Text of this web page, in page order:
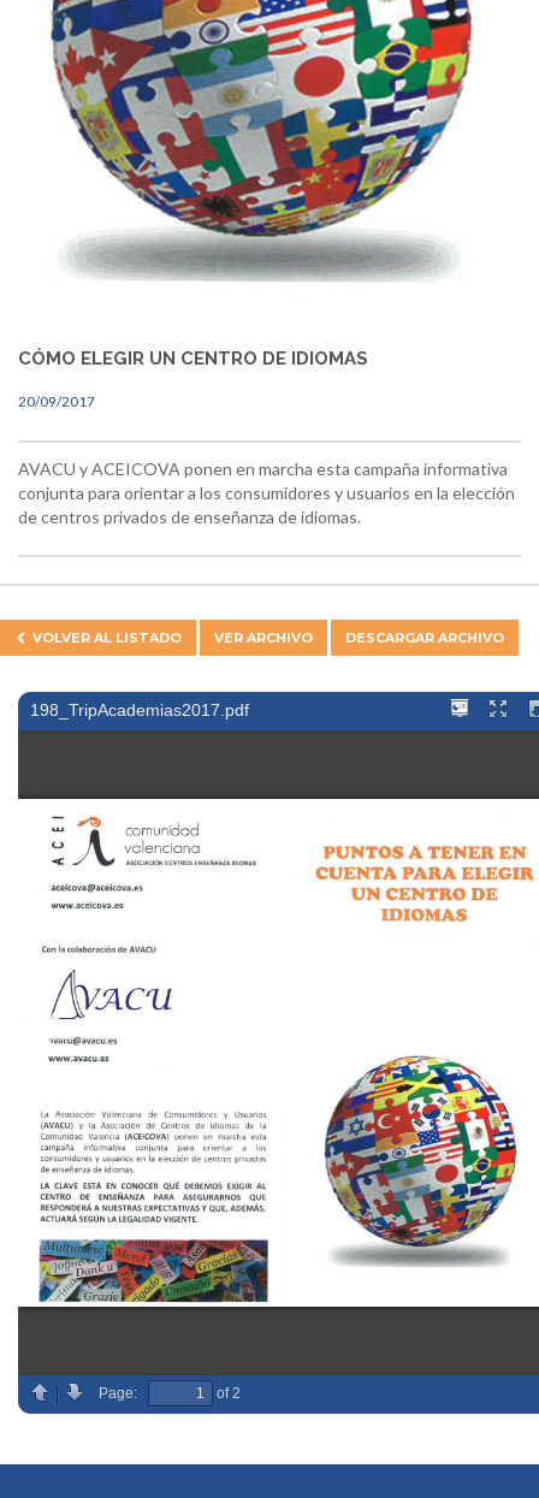
CÓMO ELEGIR UN CENTRO DE IDIOMAS
20/09/2017
AVACU y ACEICOVA ponen en marcha esta campaña informativa
conjunta para orientar a los consumidores y usuarios en la elección
de centros privados de enseñanza de idiomas.
VOLVER AL LISTADO VER ARCHIVO DESCARGAR ARCHIVO